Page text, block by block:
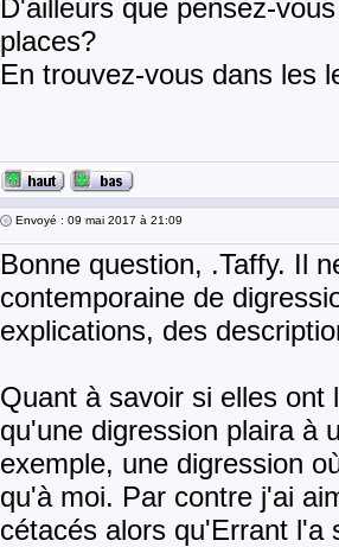
D'ailleurs que pensez-
places?
En trouvez-vous dans les
Envoyé : 09 mai 2017 à 21:09
Bonne question, .Taffy. Il
contemporaine de
explications, des
Quant à savoir si elles ont
qu'une digression plaira à
exemple, une digression
qu'à moi. Par contre j'ai
cétacés alors qu'Errant l'a